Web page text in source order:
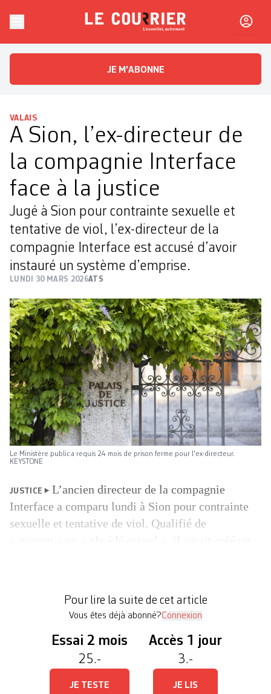
Le CourrierL'essentiel, autrement
JE M'ABONNE
VALAIS
A Sion, l’ex-directeur de
la compagnie Interface
face à la justice
Jugé à Sion pour contrainte sexuelle et
tentative de viol, l’ex-directeur de la
compagnie Interface est accusé d’avoir
instauré un système d’emprise.
LUNDI 30 MARS 2026ATS
Le Ministère public a requis 24 mois de prison ferme pour l'ex-directeur.
KEYSTONE
JUSTICE
L’ancien directeur de la compagnie
Interface a comparu lundi à Sion pour contrainte
sexuelle et tentative de viol. Qualifié de
son réquisitoire, le procureur […]
Pour lire la suite de cet article
Vous êtes déjà abonné?Connexion
Essai 2 mois
25.-
JE TESTE
Accès 1 jour
3.-
JE LIS